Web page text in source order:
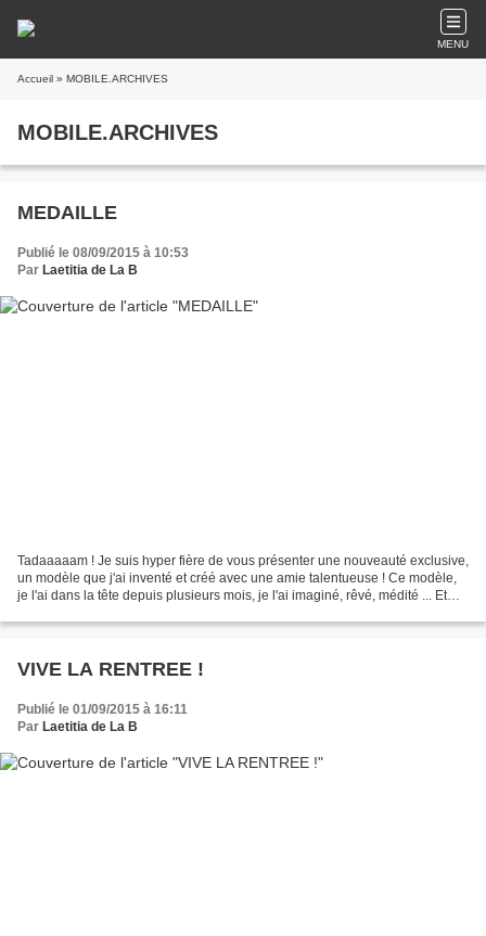
MENU
Accueil » MOBILE.ARCHIVES
MOBILE.ARCHIVES
MEDAILLE
Publié le 08/09/2015 à 10:53
Par Laetitia de La B
Tadaaaaam ! Je suis hyper fière de vous présenter une nouveauté exclusive,
un modèle que j'ai inventé et créé avec une amie talentueuse ! Ce modèle,
je l'ai dans la tête depuis plusieurs mois, je l'ai imaginé, rêvé, médité ... Et
VIVE LA RENTREE !
Publié le 01/09/2015 à 16:11
Par Laetitia de La B